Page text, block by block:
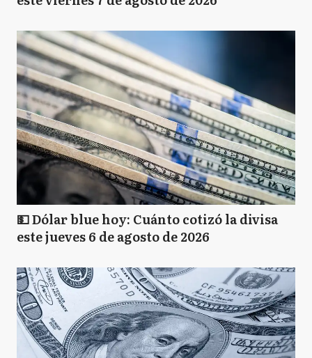
💵 Dólar blue hoy: Cuánto cotizó la divisa
este jueves 6 de agosto de 2026